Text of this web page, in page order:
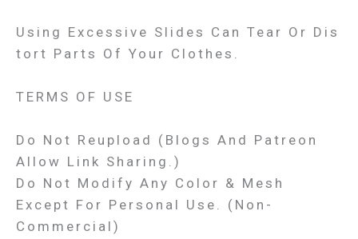
Using Excessive Slides Can Tear Or Dis
Tort Parts Of Your Clothes.
TERMS OF USE
Do Not Reupload (Blogs And Patreon
Allow Link Sharing.)
Do Not Modify Any Color & Mesh
Except For Personal Use. (Non-
Commercial)